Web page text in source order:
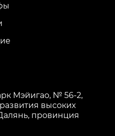
Мэйигао, № 56-2,
высоких
провинция